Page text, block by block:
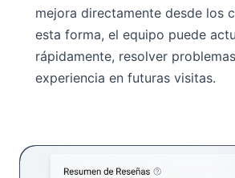
mejora directamente desde los
esta forma, el equipo puede
rápidamente, resolver
experiencia en futuras visitas.